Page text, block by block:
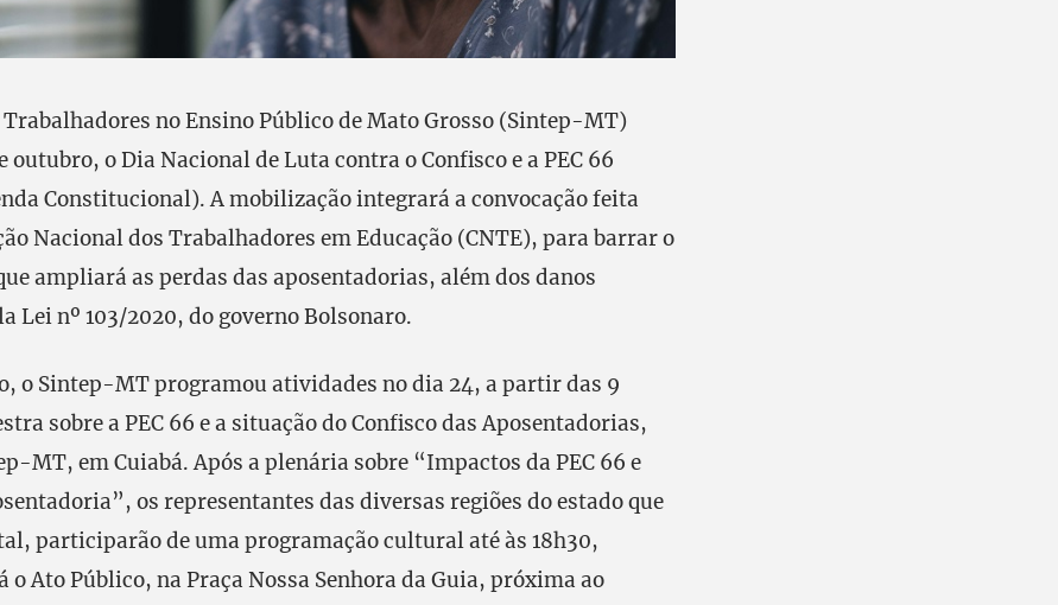
Trabalhadores no Ensino Público de Mato Grosso (Sintep-MT)
outubro, o Dia Nacional de Luta contra o Confisco e a PEC 66
Constitucional). A mobilização integrará a convocação feita
Nacional dos Trabalhadores em Educação (CNTE), para barrar o
ampliará as perdas das aposentadorias, além dos danos
Lei nº 103/2020, do governo Bolsonaro.
o Sintep-MT programou atividades no dia 24, a partir das 9
sobre a PEC 66 e a situação do Confisco das Aposentadorias,
MT, em Cuiabá. Após a plenária sobre “Impactos da PEC 66 e
os representantes das diversas regiões do estado que
participarão de uma programação cultural até às 18h30,
o Ato Público, na Praça Nossa Senhora da Guia, próxima ao